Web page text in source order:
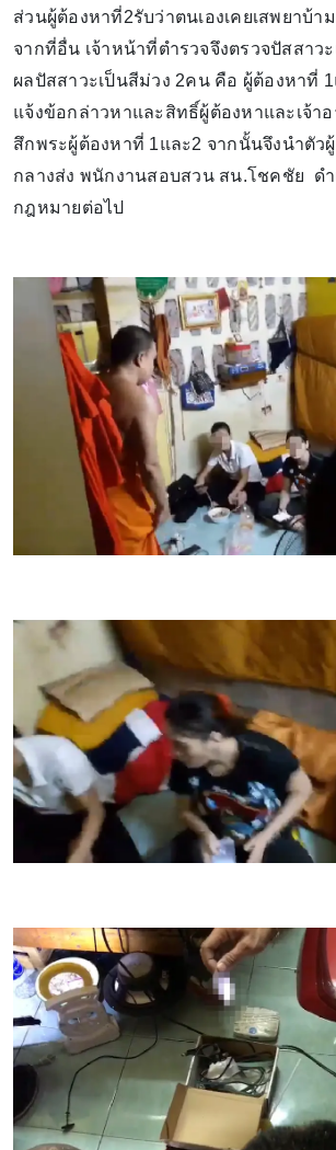
ส่วนผู้ต้องหาที่2รับว่าตนเองเคยเสพยาบ้า
จากที่อื่น เจ้าหน้าที่ตำรวจจึงตรวจปัสสาว
ผลปัสสาวะเป็นสีม่วง 2คน คือ ผู้ต้องหาที่
แจ้งข้อกล่าวหาและสิทธิ์ผู้ต้องหาและเจ้า
สึกพระผู้ต้องหาที่ 1และ2 จากนั้นจึงนำตัว
กลางส่ง พนักงานสอบสวน สน.โชคชัย ด
กฎหมายต่อไป